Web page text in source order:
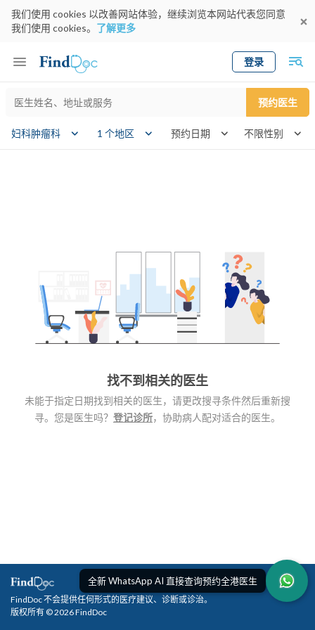
我们使用 cookies 以改善网站体验，继续浏览本网站代表您同意
我们使用 cookies。 了解更多
登录
Keyword 预约医生
妇科肿瘤科 1 个地区 预约日期
找不到相关的医生
未能于指定日期找到相关的医生，请更改搜寻条件然后重新搜
寻。您是医生吗？ 登记诊所，协助病人配对适合的医生。
全新 WhatsApp AI 直接查询预约全港医生
FindDoc 不会提供任何形式的医疗建议、诊断或诊治。
版权所有 © 2026 FindDoc